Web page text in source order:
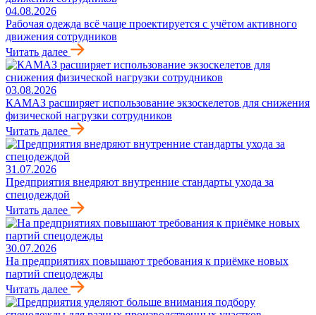
04.08.2026
Рабочая одежда всё чаще проектируется с учётом активного
движения сотрудников
Читать далее
03.08.2026
КАМАЗ расширяет использование экзоскелетов для снижения
физической нагрузки сотрудников
Читать далее
31.07.2026
Предприятия внедряют внутренние стандарты ухода за
спецодеждой
Читать далее
30.07.2026
На предприятиях повышают требования к приёмке новых
партий спецодежды
Читать далее